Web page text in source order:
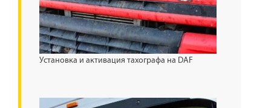
Установка и активация тахографа на DAF